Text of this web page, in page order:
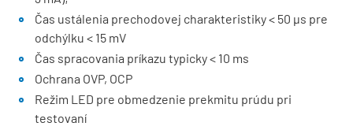
Čas ustálenia prechodovej charakteristiky < 50 µs pre
odchýlku < 15 mV
Čas spracovania príkazu typicky < 10 ms
Ochrana OVP, OCP
Režim LED pre obmedzenie prekmitu prúdu pri
testovaní